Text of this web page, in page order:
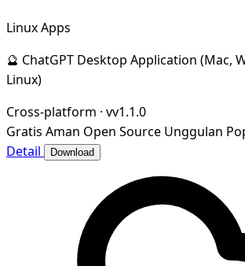
Linux Apps
🔮 ChatGPT Desktop Application (Mac,
Linux)
Cross-platform · vv1.1.0
Gratis Aman Open Source Unggulan
Detail
Download